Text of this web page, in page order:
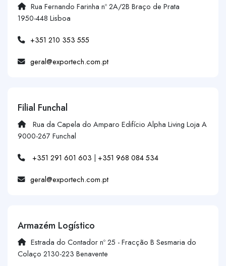
Rua Fernando Farinha nº 2A/2B Braço de Prata
1950-448 Lisboa
+351 210 353 555
geral@exportech.com.pt
Filial Funchal
Rua da Capela do Amparo Edifício Alpha Living Loja A
9000-267 Funchal
+351 291 601 603 | +351 968 084 534
geral@exportech.com.pt
Armazém Logístico
Estrada do Contador nº 25 - Fracção B Sesmaria do
Colaço 2130-223 Benavente